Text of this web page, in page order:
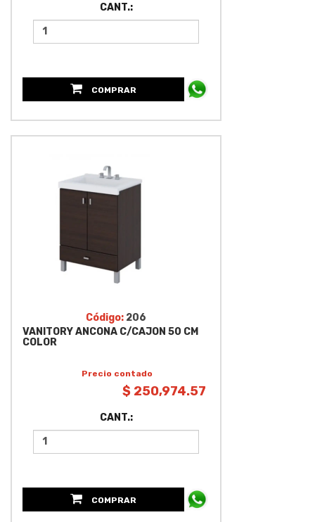
CANT.:
COMPRAR
Código: 206
VANITORY ANCONA C/CAJON 50 CM
COLOR
Precio contado
$ 250,974.57
CANT.:
COMPRAR